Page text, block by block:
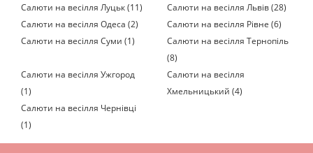
Салюти на весілля Луцьк (11)
Салюти на весілля Львів (28)
Салюти на весілля Одеса (2)
Салюти на весілля Рівне (6)
Салюти на весілля Суми (1)
Салюти на весілля Тернопіль
(8)
Салюти на весілля Ужгород
(1)
Салюти на весілля
Хмельницький (4)
Салюти на весілля Чернівці
(1)